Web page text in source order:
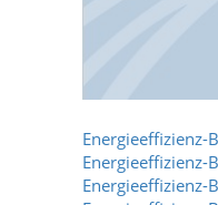
Energieeffizienz-
Energieeffizienz-
Energieeffizienz-